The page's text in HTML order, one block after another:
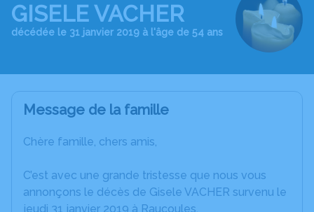
GISELE VACHER
décédée le 31 janvier 2019 à l'âge de 54 ans
Message de la famille
Chère famille, chers amis,
C’est avec une grande tristesse que nous vous
annonçons le décès de Gisele VACHER survenu le
jeudi 31 janvier 2019 à Raucoules.